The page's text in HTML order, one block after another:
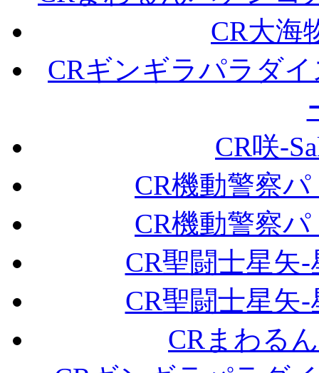
CR大海
CRギンギラパラダ
CR咲-
CR機動警察
CR機動警察
CR聖闘士星矢
CR聖闘士星矢
CRまわる